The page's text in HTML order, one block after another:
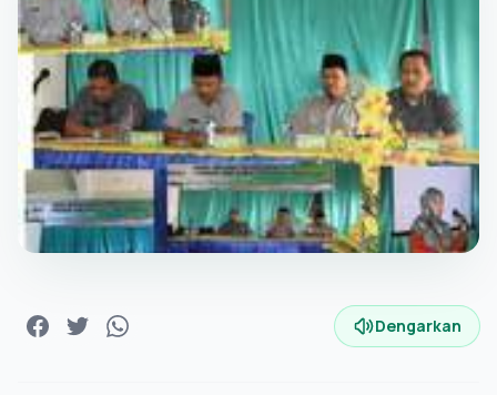
Dengarkan